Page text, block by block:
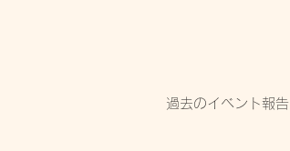
過去のイベント報告